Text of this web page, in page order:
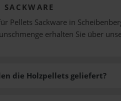
SACKWARE
Pellets Sackware in
erhalten Sie über
die Holzpellets geliefert?